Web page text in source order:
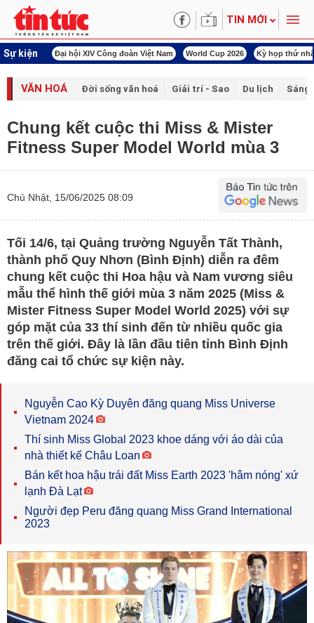
TIN MỚI
Sự kiện
ngày đêm Đại hội XIV Công đoàn Việt Nam World Cup 2026 Kỳ họp thứ
VĂN HOÁ Đời sống văn hoá Giải trí - Sao Du lịch Sáng
Chung kết cuộc thi Miss & Mister
Fitness Super Model World mùa 3
Chủ Nhật, 15/06/2025 08:09
Tối 14/6, tại Quảng trường Nguyễn Tất Thành,
thành phố Quy Nhơn (Bình Định) diễn ra đêm
chung kết cuộc thi Hoa hậu và Nam vương siêu
mẫu thể hình thế giới mùa 3 năm 2025 (Miss &
Mister Fitness Super Model World 2025) với sự
góp mặt của 33 thí sinh đến từ nhiều quốc gia
trên thế giới. Đây là lần đầu tiên tỉnh Bình Định
đăng cai tổ chức sự kiện này.
Nguyễn Cao Kỳ Duyên đăng quang Miss Universe
Vietnam 2024
Thí sinh Miss Global 2023 khoe dáng với áo dài của
nhà thiết kế Châu Loan
Bán kết hoa hậu trái đất Miss Earth 2023 'hâm nóng' xứ
lạnh Đà Lạt
Người đẹp Peru đăng quang Miss Grand International
2023​